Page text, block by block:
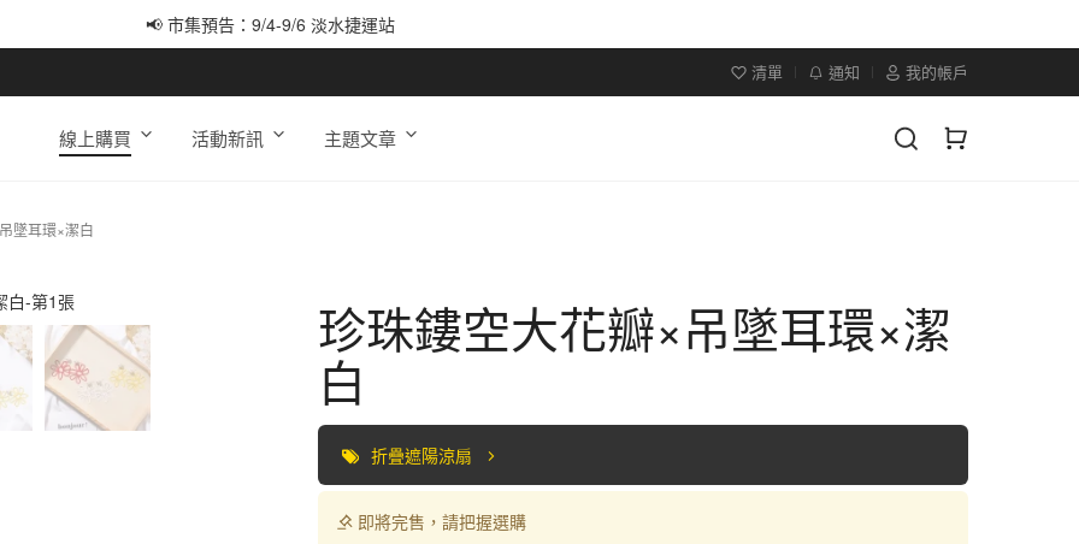
📢 市集預告：9/4-9/6 淡水捷運站
清單 通知 我的帳戶
線上購買 活動新訊 主題文章
墜耳環×潔白
珍珠鏤空大花瓣×吊墜耳環×潔
白
折疊遮陽涼扇
即將完售，請把握選購